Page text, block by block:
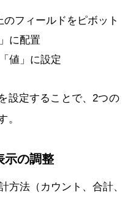
フィールドをピボット
に配置
値」に設定
設定することで、2つの
。
示の調整
方法（カウント、合計、